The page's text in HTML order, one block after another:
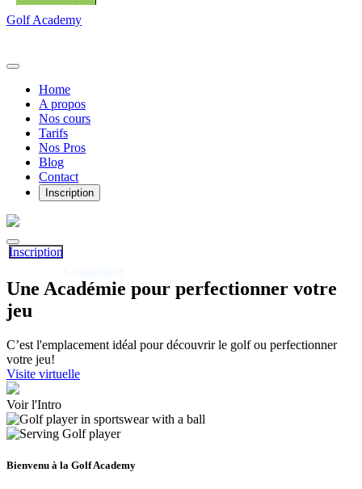
Golf Academy
Home
A propos
Nos cours
Tarifs
Nos Pros
Blog
Contact
Inscription
Inscription
Une Académie pour perfectionner votre
jeu
C’est l'emplacement idéal pour découvrir le golf ou perfectionner
votre jeu!
Visite virtuelle
Voir l'Intro
Bienvenu à la Golf Academy